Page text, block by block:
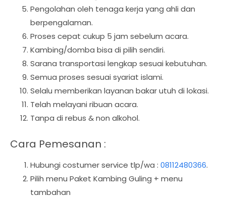
Pengolahan oleh tenaga kerja yang ahli dan
berpengalaman.
Proses cepat cukup 5 jam sebelum acara.
Kambing/domba bisa di pilih sendiri.
Sarana transportasi lengkap sesuai kebutuhan.
Semua proses sesuai syariat islami.
Selalu memberikan layanan bakar utuh di lokasi.
Telah melayani ribuan acara.
Tanpa di rebus & non alkohol.
Cara Pemesanan :
Hubungi costumer service tlp/wa : 08112480366.
Pilih menu Paket Kambing Guling + menu
tambahan